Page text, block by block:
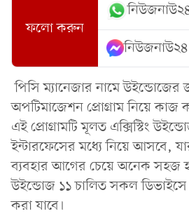
ফলো করুন
নিউজনাউ২৪
পিসি ম্যানেজার নামে উইন্ডোজের
অপটিমাজেশন প্রোগ্রাম নিয়ে কাজ
এই প্রোগ্রামটি মূলত এক্সিস্টিং
ইন্টারফেসের মধ্যে নিয়ে আসবে,
ব্যবহার আগের চেয়ে অনেক সহজ
উইন্ডোজ ১১ চালিত সকল ডিভাইসে
করা যাবে।